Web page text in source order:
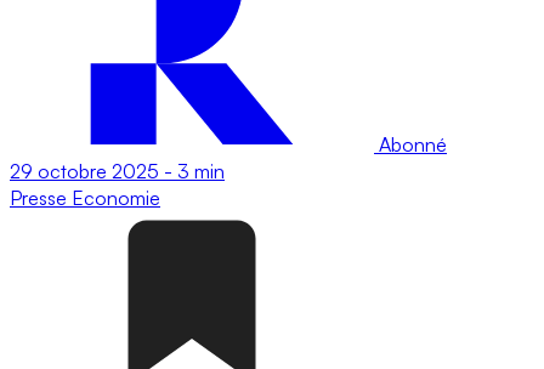
Abonné
29 octobre 2025 - 3 min
Presse Economie